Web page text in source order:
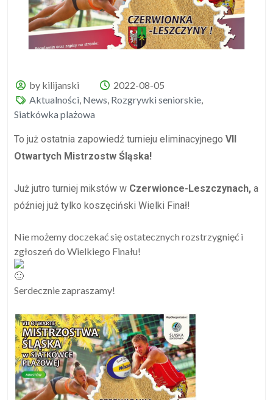
by kilijanski
2022-08-05
Aktualności News Rozgrywki seniorskie
Siatkówka plażowa
To już ostatnia zapowiedź turnieju eliminacyjnego VII
Otwartych Mistrzostw Śląska!
Już jutro turniej mikstów w Czerwionce-Leszczynach, a
później już tylko koszęciński Wielki Finał!
Nie możemy doczekać się ostatecznych rozstrzygnięć i
zgłoszeń do Wielkiego Finału!
Serdecznie zapraszamy!